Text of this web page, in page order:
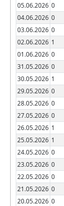
05.06.2026 0
04.06.2026 0
03.06.2026 0
02.06.2026 1
01.06.2026 0
31.05.2026 0
30.05.2026 1
29.05.2026 0
28.05.2026 0
27.05.2026 0
26.05.2026 1
25.05.2026 1
24.05.2026 0
23.05.2026 0
22.05.2026 0
21.05.2026 0
20.05.2026 0